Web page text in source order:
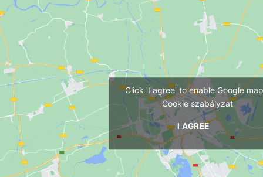
Click 'I agree' to enable Google
Cookie szabályzat
I AGREE